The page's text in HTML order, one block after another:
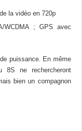
la vidéo en 720p
WCDMA ; GPS avec
puissance. En même
8S ne rechercheront
bien un compagnon